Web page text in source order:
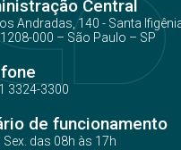
Central
Andradas, 140 - Santa
000 – São Paulo – SP
3324-3300
de funcionamento
Sex. das 08h às 17h